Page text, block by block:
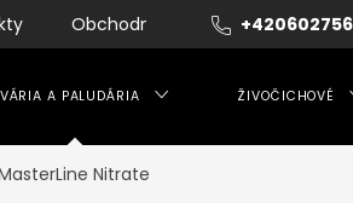
Obchodní podmínky Moje
A PALUDÁRIA ŽIVOČICHOVÉ
Nitrate